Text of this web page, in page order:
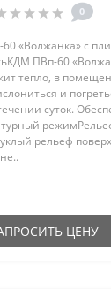
0
«Волжанка» с
ПВп-60
тепло, в
и
суток.
рельеф
ЦЕНУ